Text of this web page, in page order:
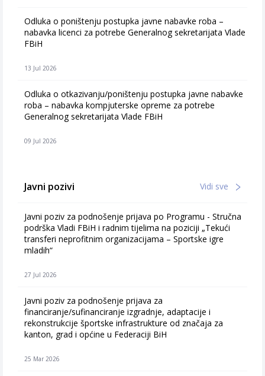
Odluka o poništenju postupka javne nabavke roba –
nabavka licenci za potrebe Generalnog sekretarijata Vlade
FBiH
13 Jul 2026
Odluka o otkazivanju/poništenju postupka javne nabavke
roba – nabavka kompjuterske opreme za potrebe
Generalnog sekretarijata Vlade FBiH
09 Jul 2026
Javni pozivi Vidi sve
Javni poziv za podnošenje prijava po Programu - Stručna
podrška Vladi FBiH i radnim tijelima na poziciji „Tekući
transferi neprofitnim organizacijama – Sportske igre
mladih“
27 Jul 2026
Javni poziv za podnošenje prijava za
financiranje/sufinanciranje izgradnje, adaptacije i
rekonstrukcije športske infrastrukture od značaja za
kanton, grad i općine u Federaciji BiH
25 Mar 2026